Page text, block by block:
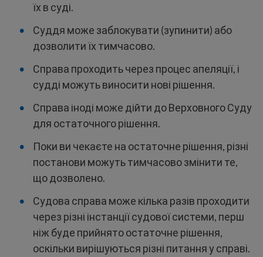
їх в суді.
Суддя може заблокувати (зупинити) або
дозволити їх тимчасово.
Справа проходить через процес апеляції, і
судді можуть виносити нові рішення.
Справа іноді може дійти до Верховного Суду
для остаточного рішення.
Поки ви чекаєте на остаточне рішення, різні
постанови можуть тимчасово змінити те,
що дозволено.
Судова справа може кілька разів проходити
через різні інстанції судової системи, перш
ніж буде прийнято остаточне рішення,
оскільки вирішуються різні питання у справі.